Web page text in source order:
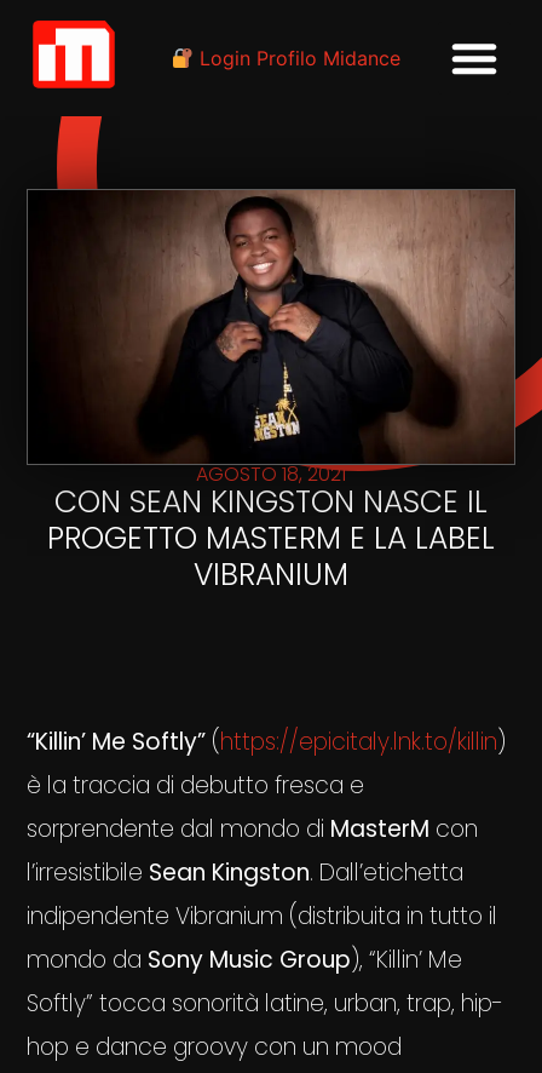
Login Profilo Midance
AGOSTO 18, 2021
CON SEAN KINGSTON NASCE IL
PROGETTO MASTERM E LA LABEL
VIBRANIUM
“Killin’ Me Softly” (https://epicitaly.lnk.to/killin)
è la traccia di debutto fresca e
sorprendente dal mondo di MasterM con
l’irresistibile Sean Kingston. Dall’etichetta
indipendente Vibranium (distribuita in tutto il
mondo da Sony Music Group), “Killin’ Me
Softly” tocca sonorità latine, urban, trap, hip-
hop e dance groovy con un mood